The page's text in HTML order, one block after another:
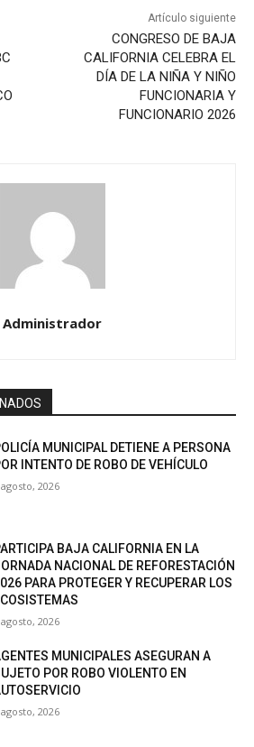
Artículo siguiente
CONGRESO DE BAJA
CALIFORNIA CELEBRA EL
DÍA DE LA NIÑA Y NIÑO
FUNCIONARIA Y
FUNCIONARIO 2026
Administrador
MUNICIPAL DETIENE A PERSONA
INTENTO DE ROBO DE VEHÍCULO
2026
BAJA CALIFORNIA EN LA
NACIONAL DE REFORESTACIÓN
PARA PROTEGER Y RECUPERAR LOS
2026
MUNICIPALES ASEGURAN A
POR ROBO VIOLENTO EN
2026